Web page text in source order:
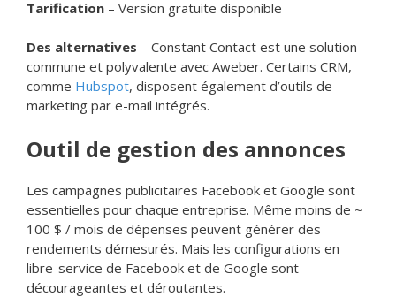
Tarification – Version gratuite disponible
Des alternatives – Constant Contact est une solution
commune et polyvalente avec Aweber. Certains CRM,
comme Hubspot, disposent également d’outils de
marketing par e-mail intégrés.
Outil de gestion des annonces
Les campagnes publicitaires Facebook et Google sont
essentielles pour chaque entreprise. Même moins de ~
100 $ / mois de dépenses peuvent générer des
rendements démesurés. Mais les configurations en
libre-service de Facebook et de Google sont
décourageantes et déroutantes.